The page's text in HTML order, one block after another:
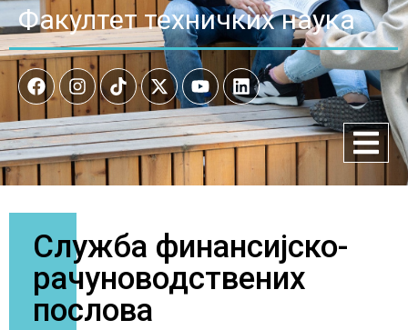
Факултет техничких наука
Служба финансијско-
рачуноводствених
послова